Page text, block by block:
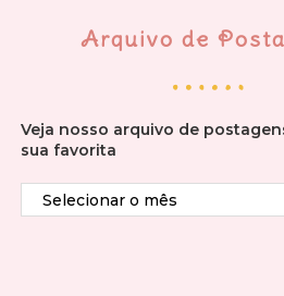
Arquivo de
Veja nosso arquivo de
sua favorita